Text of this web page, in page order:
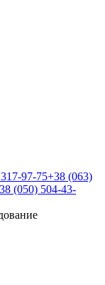
97-75+38 (063)
(050) 504-43-